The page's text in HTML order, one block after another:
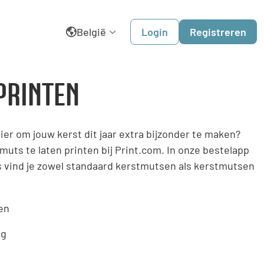
België
Dansk
Deutschland
Login Registreren
om jouw kerst dit jaar extra bijzonder te maken?
te laten printen bij Print.com. In onze bestelapp
je zowel standaard kerstmutsen als kerstmutsen